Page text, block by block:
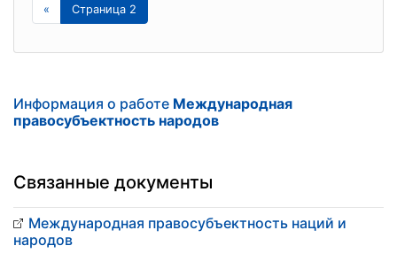
« Страница 2
Информация о работе Международная
правосубъектность народов
Связанные документы
Международная правосубъектность наций и
народов